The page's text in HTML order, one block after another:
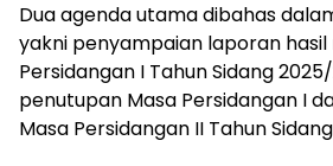
Dua agenda utama dibahas
yakni penyampaian laporan hasil
Persidangan I Tahun Sidang
penutupan Masa Persidangan I
Masa Persidangan II Tahun